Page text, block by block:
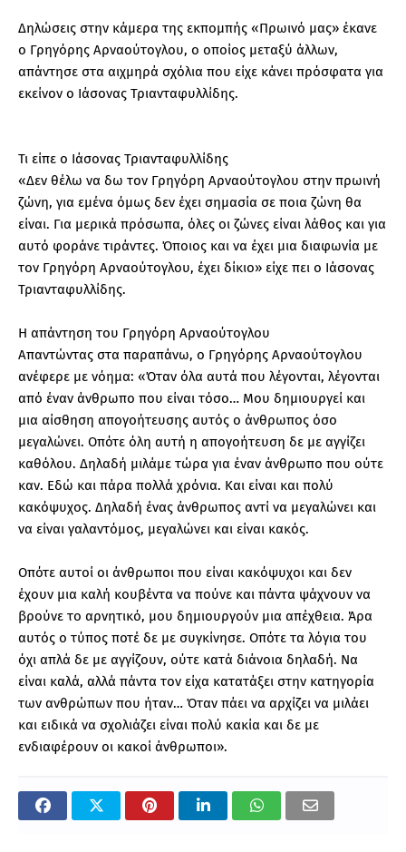
Δηλώσεις στην κάμερα της εκπομπής «Πρωινό μας» έκανε
ο Γρηγόρης Αρναούτογλου, ο οποίος μεταξύ άλλων,
απάντησε στα αιχμηρά σχόλια που είχε κάνει πρόσφατα για
εκείνον ο Ιάσονας Τριανταφυλλίδης.
Τι είπε ο Ιάσονας Τριανταφυλλίδης
«Δεν θέλω να δω τον Γρηγόρη Αρναούτογλου στην πρωινή
ζώνη, για εμένα όμως δεν έχει σημασία σε ποια ζώνη θα
είναι. Για μερικά πρόσωπα, όλες οι ζώνες είναι λάθος και για
αυτό φοράνε τιράντες. Όποιος και να έχει μια διαφωνία με
τον Γρηγόρη Αρναούτογλου, έχει δίκιο» είχε πει ο Ιάσονας
Τριανταφυλλίδης.
Η απάντηση του Γρηγόρη Αρναούτογλου
Απαντώντας στα παραπάνω, ο Γρηγόρης Αρναούτογλου
ανέφερε με νόημα: «Όταν όλα αυτά που λέγονται, λέγονται
από έναν άνθρωπο που είναι τόσο… Μου δημιουργεί και
μια αίσθηση απογοήτευσης αυτός ο άνθρωπος όσο
μεγαλώνει. Οπότε όλη αυτή η απογοήτευση δε με αγγίζει
καθόλου. Δηλαδή μιλάμε τώρα για έναν άνθρωπο που ούτε
καν. Εδώ και πάρα πολλά χρόνια. Και είναι και πολύ
κακόψυχος. Δηλαδή ένας άνθρωπος αντί να μεγαλώνει και
να είναι γαλαντόμος, μεγαλώνει και είναι κακός.
Οπότε αυτοί οι άνθρωποι που είναι κακόψυχοι και δεν
έχουν μια καλή κουβέντα να πούνε και πάντα ψάχνουν να
βρούνε το αρνητικό, μου δημιουργούν μια απέχθεια. Άρα
αυτός ο τύπος ποτέ δε με συγκίνησε. Οπότε τα λόγια του
όχι απλά δε με αγγίζουν, ούτε κατά διάνοια δηλαδή. Να
είναι καλά, αλλά πάντα τον είχα κατατάξει στην κατηγορία
των ανθρώπων που ήταν… Όταν πάει να αρχίζει να μιλάει
και ειδικά να σχολιάζει είναι πολύ κακία και δε με
ενδιαφέρουν οι κακοί άνθρωποι».